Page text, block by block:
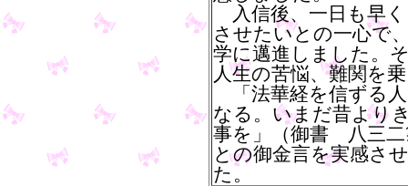
入信後、一日も早
させたいとの一心で
学に邁進しました。
人生の苦悩、難関を
「法華経を信ずる
なる。いまだ昔より
事を」（御書 八三二
との御金言を実感さ
た。